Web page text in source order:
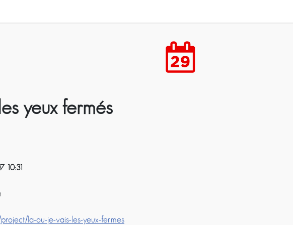
yeux fermés
10:31
la-ou-je-vais-les-yeux-fermes